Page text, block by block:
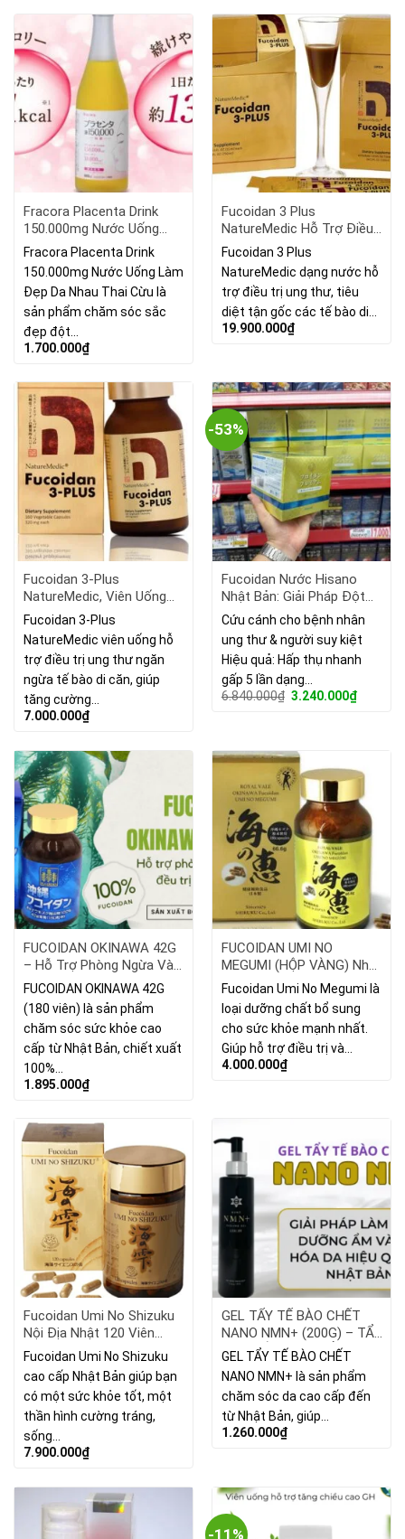
330.000₫.
250.000₫.
3.200.000₫.là:
Fracora Placenta Drink
150.000mg Nước Uống
Làm Đẹp Da Nhau Thai
Fracora Placenta Drink
150.000mg Nước Uống Làm
Đẹp Da Nhau Thai Cừu là
sản phẩm chăm sóc sắc
đẹp đột…
1.700.000₫
Fucoidan 3 Plus
NatureMedic Hỗ Trợ Điều
Trị Ung Thư Dạng Nước
Fucoidan 3 Plus
NatureMedic dạng nước hỗ
trợ điều trị ung thư, tiêu
diệt tận gốc các tế bào di…
19.900.000₫
Fucoidan 3-Plus
NatureMedic, Viên Uống
Hỗ Trợ Điều Trị Ung Thư
160 Viên
Fucoidan 3-Plus
NatureMedic viên uống hỗ
trợ điều trị ung thư ngăn
ngừa tế bào di căn, giúp
tăng cường…
7.000.000₫
-53%
Fucoidan Nước Hisano
Nhật Bản: Giải Pháp Đột
Phá Hỗ Trợ Điều Trị Ung
Thư & Phục Hồi Miễn Dịc
Cứu cánh cho bệnh nhân
ung thư & người suy kiệt
Hiệu quả: Hấp thụ nhanh
gấp 5 lần dạng…
6.840.000₫ Giá
3.240.000₫Giá
hiện
FUCOIDAN OKINAWA 42G
– Hỗ Trợ Phòng Ngừa Và
Đều Trị Ung Thư Từ Nhật
Bản
FUCOIDAN OKINAWA 42G
(180 viên) là sản phẩm
chăm sóc sức khỏe cao
cấp từ Nhật Bản, chiết xuất
100%…
1.895.000₫
FUCOIDAN UMI NO
MEGUMI (HỘP VÀNG) Nhật
Bản Royal Vale 180 Viên
Fucoidan Umi No Megumi là
loại dưỡng chất bổ sung
cho sức khỏe mạnh nhất.
Giúp hỗ trợ điều trị và…
4.000.000₫
Fucoidan Umi No Shizuku
Nội Địa Nhật 120 Viên
(250mg/viên)
Fucoidan Umi No Shizuku
cao cấp Nhật Bản giúp bạn
có một sức khỏe tốt, một
thần hình cường tráng,
sống…
7.900.000₫
GEL TẨY TẾ BÀO CHẾT
NANO NMN+ (200G) – TẨY
DA CHẾT HIỆU QUẢ,
DƯỠNG ẨM TOÀN DIỆN
GEL TẨY TẾ BÀO CHẾT
NANO NMN+ là sản phẩm
chăm sóc da cao cấp đến
từ Nhật Bản, giúp…
1.260.000₫
-11%